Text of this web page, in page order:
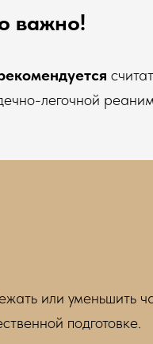
важно!
легочной
или уменьшить
подготовке.